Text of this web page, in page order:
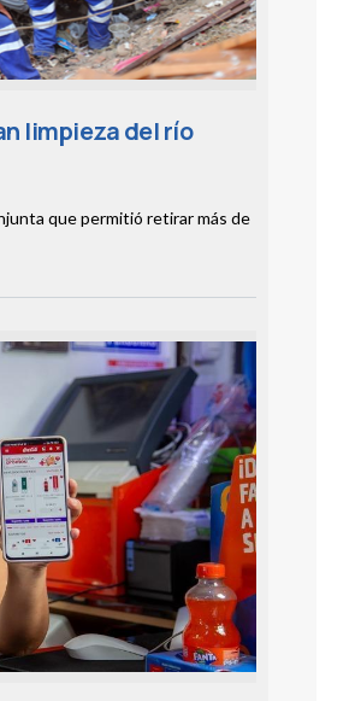
limpieza del río
que permitió retirar más de